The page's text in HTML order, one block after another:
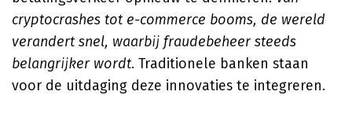
cryptocrashes tot e-commerce booms, de wereld
verandert snel, waarbij fraudebeheer steeds
belangrijker wordt. Traditionele banken staan
voor de uitdaging deze innovaties te integreren.